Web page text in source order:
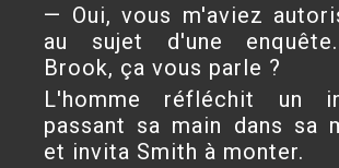
— Oui, vous m'aviez
au sujet d'une
Brook, ça vous parle ?
L'homme réfléchit un
passant sa main dans sa
et invita Smith à monter.